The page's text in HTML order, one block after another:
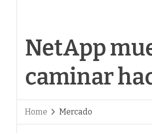
NetApp
caminar
Home Mercado